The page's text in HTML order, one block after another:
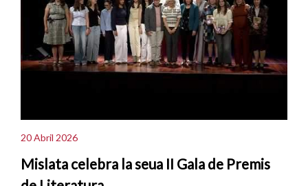
20 Abril 2026
Mislata celebra la seua II Gala de Premis